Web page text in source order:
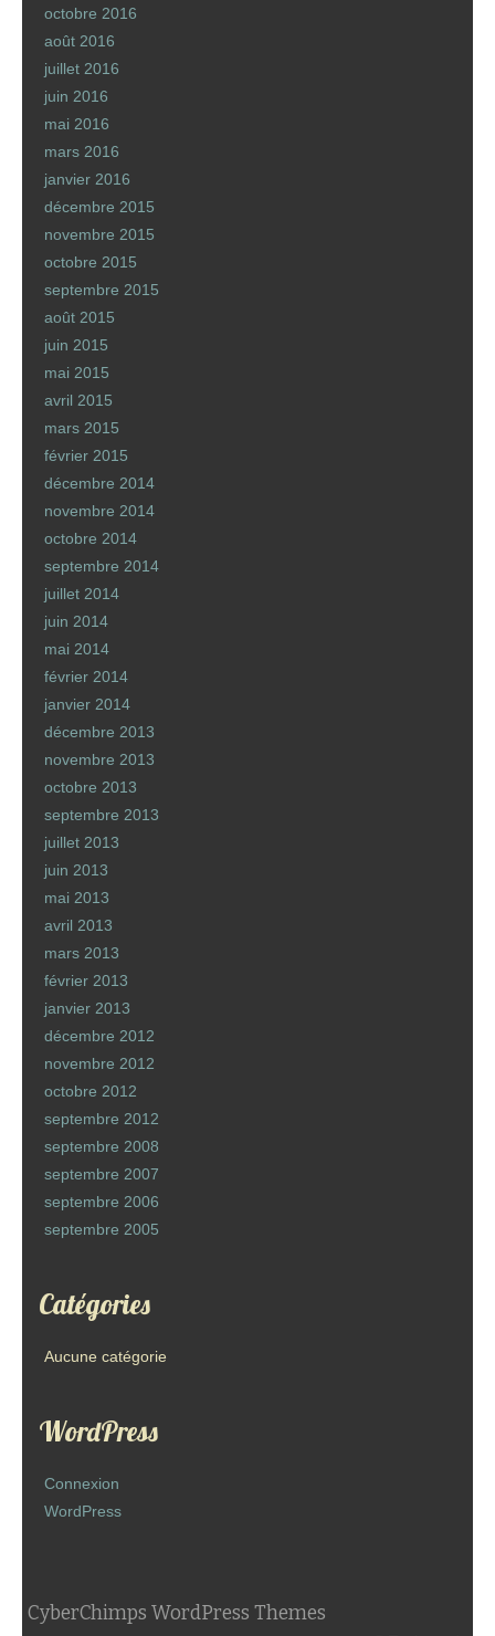
octobre 2016
août 2016
juillet 2016
juin 2016
mai 2016
mars 2016
janvier 2016
décembre 2015
novembre 2015
octobre 2015
septembre 2015
août 2015
juin 2015
mai 2015
avril 2015
mars 2015
février 2015
décembre 2014
novembre 2014
octobre 2014
septembre 2014
juillet 2014
juin 2014
mai 2014
février 2014
janvier 2014
décembre 2013
novembre 2013
octobre 2013
septembre 2013
juillet 2013
juin 2013
mai 2013
avril 2013
mars 2013
février 2013
janvier 2013
décembre 2012
novembre 2012
octobre 2012
septembre 2012
septembre 2008
septembre 2007
septembre 2006
septembre 2005
Catégories
Aucune catégorie
WordPress
Connexion
WordPress
CyberChimps WordPress Themes